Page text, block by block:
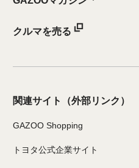
クルマを売る
関連サイト （外部リンク）
GAZOO Shopping
トヨタ公式企業サイト